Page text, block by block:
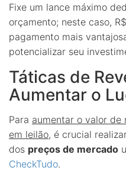
Fixe um lance máximo
orçamento; neste caso,
pagamento mais
potencializar seu
Táticas de
Aumentar o
Para aumentar o valor de
em leilão, é crucial
dos preços de mercado
CheckTudo.